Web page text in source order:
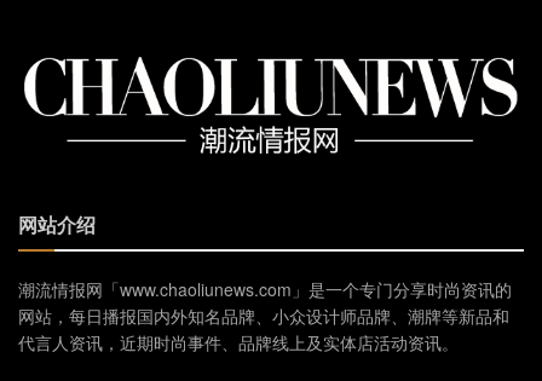
网站介绍
潮流情报网「www.chaoliunews.com」是一个专门分享时尚资讯的
网站，每日播报国内外知名品牌、小众设计师品牌、潮牌等新品和
代言人资讯，近期时尚事件、品牌线上及实体店活动资讯。